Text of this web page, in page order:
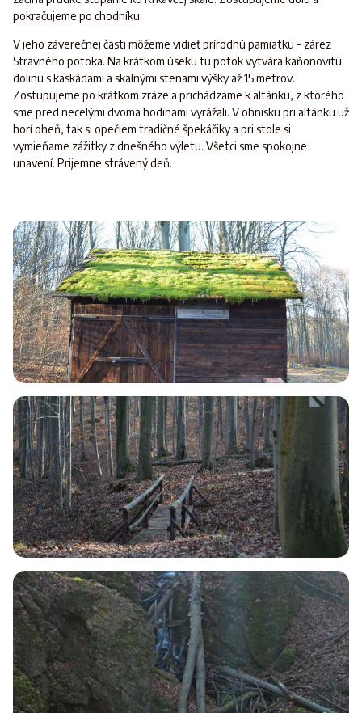
pokračujeme po chodníku.
V jeho záverečnej časti môžeme vidieť prírodnú pamiatku - zárez
Stravného potoka. Na krátkom úseku tu potok vytvára kaňonovitú
dolinu s kaskádami a skalnými stenami výšky až 15 metrov.
Zostupujeme po krátkom zráze a prichádzame k altánku, z ktorého
sme pred necelými dvoma hodinami vyrážali. V ohnisku pri altánku už
horí oheň, tak si opečiem tradičné špekáčiky a pri stole si
vymieňame zážitky z dnešného výletu. Všetci sme spokojne
unavení. Prijemne strávený deň.